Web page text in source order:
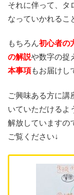
それに伴って、タ
なっていかれるこ
もちろん初心者の
の解説や数字の捉
本事項もお届けし
ご興味ある方に講
いていただけるよ
解放していますの
ご覧ください↓